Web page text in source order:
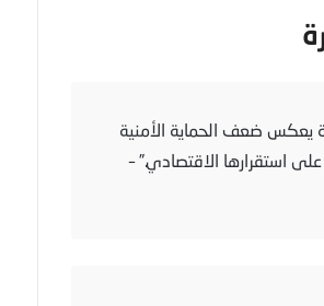
يعكس ضعف الحماية الأمنية
استقرارها الاقتصادي.” –